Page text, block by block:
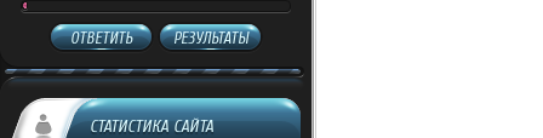
ОТВЕТИТЬ РЕЗУЛЬТАТЫ
СТАТИСТИКА САЙТА